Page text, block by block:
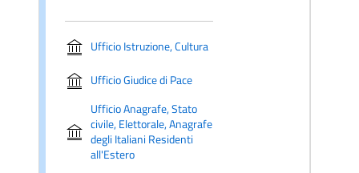
Ufficio Istruzione, Cultura
Ufficio Giudice di Pace
Ufficio Anagrafe, Stato
civile, Elettorale, Anagrafe
degli Italiani Residenti
all'Estero